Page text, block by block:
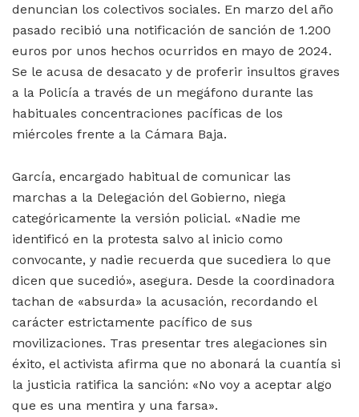
denuncian los colectivos sociales. En marzo del año
pasado recibió una notificación de sanción de 1.200
euros por unos hechos ocurridos en mayo de 2024.
Se le acusa de desacato y de proferir insultos graves
a la Policía a través de un megáfono durante las
habituales concentraciones pacíficas de los
miércoles frente a la Cámara Baja.
García, encargado habitual de comunicar las
marchas a la Delegación del Gobierno, niega
categóricamente la versión policial. «Nadie me
identificó en la protesta salvo al inicio como
convocante, y nadie recuerda que sucediera lo que
dicen que sucedió», asegura. Desde la coordinadora
tachan de «absurda» la acusación, recordando el
carácter estrictamente pacífico de sus
movilizaciones. Tras presentar tres alegaciones sin
éxito, el activista afirma que no abonará la cuantía si
la justicia ratifica la sanción: «No voy a aceptar algo
que es una mentira y una farsa».